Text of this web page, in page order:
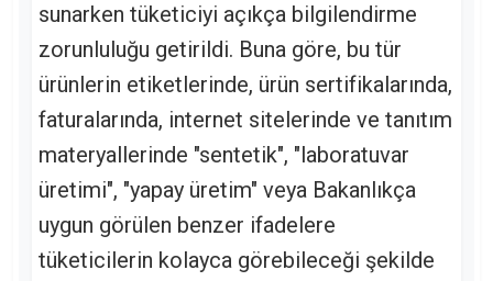
sunarken tüketiciyi açıkça bilgilendirme
zorunluluğu getirildi. Buna göre, bu tür
ürünlerin etiketlerinde, ürün sertifikalarında,
faturalarında, internet sitelerinde ve tanıtım
materyallerinde "sentetik", "laboratuvar
üretimi", "yapay üretim" veya Bakanlıkça
uygun görülen benzer ifadelere
tüketicilerin kolayca görebileceği şekilde